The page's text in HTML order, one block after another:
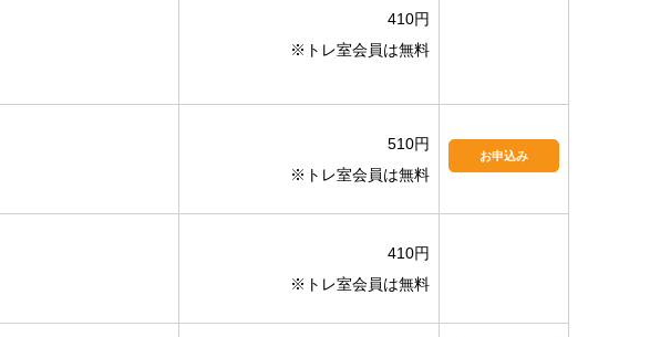
410円
※トレ室会員は無料
510円
※トレ室会員は無料
お申込み
410円
※トレ室会員は無料